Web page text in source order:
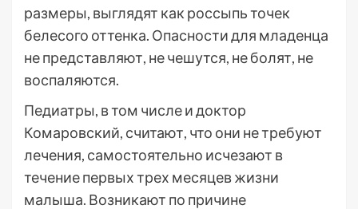
размеры, выглядят как россыпь точек
белесого оттенка. Опасности для младенца
не представляют, не чешутся, не болят, не
воспаляются.
Педиатры, в том числе и доктор
Комаровский, считают, что они не требуют
лечения, самостоятельно исчезают в
течение первых трех месяцев жизни
малыша. Возникают по причине